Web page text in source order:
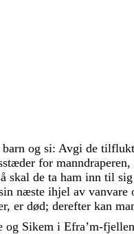
barn og si: Avgi de
for manndraperen,
skal de ta ham inn til sig
næste ihjel av vanvare
, er død; derefter kan
og Sikem i Efra’m-